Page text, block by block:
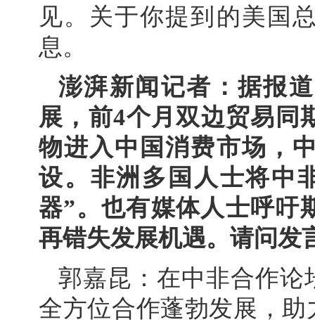
见。关于你提到的美国
息。
澎湃新闻记者：据报
展，前4个月双边贸易同
物进入中国消费市场，
设。非洲多国人士将中
器”。也有媒体人士呼吁
再错失发展机遇。请问发
郭嘉昆：在中非合作论
全方位合作蓬勃发展，